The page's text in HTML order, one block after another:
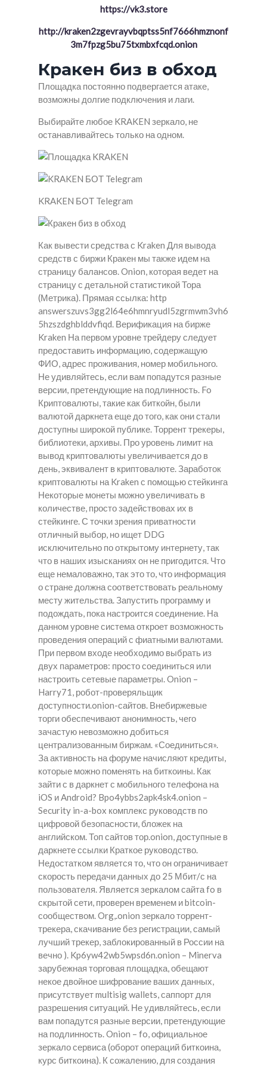
https://vk3.store
http://kraken2zgevrayvbqptss5nf7666hmznonf
3m7fpzg5bu75txmbxfcqd.onion
Кракен биз в обход
Площадка постоянно подвергается атаке,
возможны долгие подключения и лаги.
Выбирайте любое KRAKEN зеркало, не
останавливайтесь только на одном.
KRAKEN БОТ Telegram
Как вывести средства с Kraken Для вывода
средств с биржи Кракен мы также идем на
страницу балансов. Onion, которая ведет на
страницу с детальной статистикой Тора
(Метрика). Прямая ссылка: http
answerszuvs3gg2l64e6hmnryudl5zgrmwm3vh6
5hzszdghblddvfiqd. Верификация на бирже
Kraken На первом уровне трейдеру следует
предоставить информацию, содержащую
ФИО, адрес проживания, номер мобильного.
Не удивляйтесь, если вам попадутся разные
версии, претендующие на подлинность. Fo
Криптовалюты, такие как биткойн, были
валютой даркнета еще до того, как они стали
доступны широкой публике. Торрент трекеры,
библиотеки, архивы. Про уровень лимит на
вывод криптовалюты увеличивается до в
день, эквивалент в криптовалюте. Заработок
криптовалюты на Kraken с помощью стейкинга
Некоторые монеты можно увеличивать в
количестве, просто задействовах их в
стейкинге. С точки зрения приватности
отличный выбор, но ищет DDG
исключительно по открытому интернету, так
что в наших изысканиях он не пригодится. Что
еще немаловажно, так это то, что информация
о стране должна соответствовать реальному
месту жительства. Запустить программу и
подождать, пока настроится соединение. На
данном уровне система откроет возможность
проведения операций с фиатными валютами.
При первом входе необходимо выбрать из
двух параметров: просто соединиться или
настроить сетевые параметры. Onion –
Harry71, робот-проверяльщик
доступности.onion-сайтов. Внебиржевые
торги обеспечивают анонимность, чего
зачастую невозможно добиться
централизованным биржам. «Соединиться».
За активность на форуме начисляют кредиты,
которые можно поменять на биткоины. Как
зайти с в даркнет с мобильного телефона на
iOS и Android? Bpo4ybbs2apk4sk4.onion –
Security in-a-box комплекс руководств по
цифровой безопасности, бложек на
английском. Топ сайтов тор.onion, доступные в
даркнете ссылки Краткое руководство.
Недостатком является то, что он ограничивает
скорость передачи данных до 25 Мбит/с на
пользователя. Является зеркалом сайта fo в
скрытой сети, проверен временем и bitcoin-
сообществом. Org,.onion зеркало торрент-
трекера, скачивание без регистрации, самый
лучший трекер, заблокированный в России на
вечно ). Kp6yw42wb5wpsd6n.onion – Minerva
зарубежная торговая площадка, обещают
некое двойное шифрование ваших данных,
присутствует multisig wallets, саппорт для
разрешения ситуаций. Не удивляйтесь, если
вам попадутся разные версии, претендующие
на подлинность. Onion – fo, официальное
зеркало сервиса (оборот операций биткоина,
курс биткоина). К сожалению, для создания